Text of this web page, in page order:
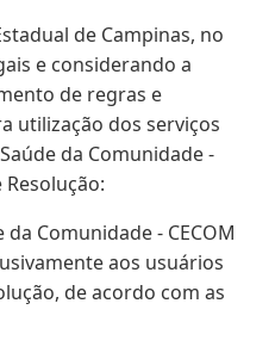
de Campinas, no
e considerando a
de regras e
utilização dos serviços
da Comunidade -
Resolução:
Comunidade - CECOM
aos usuários
de acordo com as